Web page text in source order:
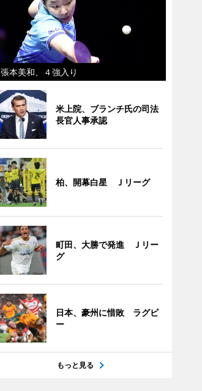
張本美和、４強入り
米上院、ブランチ氏の司法
長官人事承認
柏、開幕白星 Ｊリーグ
町田、大勝で発進 Ｊリー
グ
日本、豪州に惜敗 ラグビ
ー
もっと見る